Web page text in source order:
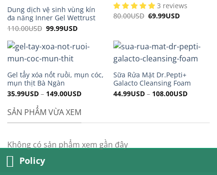
Dung dịch vệ sinh vùng kín
đa năng Inner Gel Wettrust
110.00USD Original
110.00USD.
99.99USDCurrent
99.99USD.
3 reviews
80.00USD Original
69.99USDCurrent
Gel tẩy xóa nốt ruồi, mụn cóc,
mụn thịt Bà Ngàn
35.99USD– 149.00USD
Sữa Rửa Mặt Dr.Pepti+
Galacto Cleansing Foam
44.99USD– 108.00USD
SẢN PHẨM VỪA XEM
Không có sản phẩm xem gần đây
Policy